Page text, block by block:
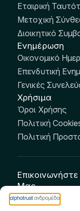
Εταιρική
Μετοχική
Διοικητικό
Ενημέρωση
Οικονομικό
Επενδυτική
Γενικές
Χρήσιμα
Όροι Χρήσης
Πολιτική
Πολιτική
Μας